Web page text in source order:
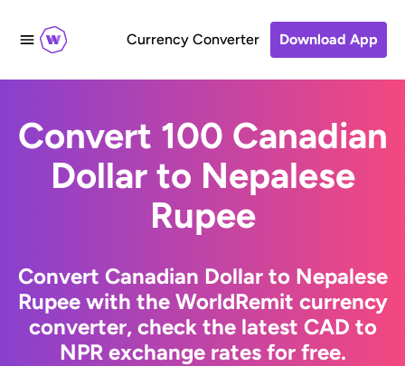
Currency Converter Download App
Convert 100 Canadian
Dollar to Nepalese
Rupee
Convert Canadian Dollar to Nepalese
Rupee with the WorldRemit currency
converter, check the latest CAD to
NPR exchange rates for free.